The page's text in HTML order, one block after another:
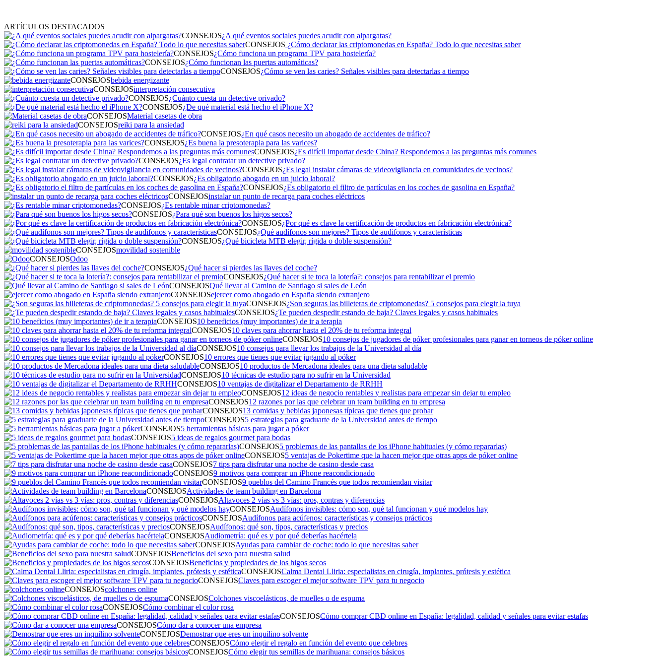
ARTÍCULOS DESTACADOS
CONSEJOS¿A qué eventos sociales puedes acudir con alpargatas?
CONSEJOS ¿Cómo declarar las criptomonedas en España? Todo lo que necesitas saber
CONSEJOS¿Cómo funciona un programa TPV para hostelería?
CONSEJOS¿Cómo funcionan las puertas automáticas?
CONSEJOS¿Cómo se ven las caries? Señales visibles para detectarlas a tiempo
CONSEJOSbebida energizante
CONSEJOSinterpretación consecutiva
CONSEJOS¿Cuánto cuesta un detective privado?
CONSEJOS¿De qué material está hecho el iPhone X?
CONSEJOSMaterial casetas de obra
CONSEJOSreiki para la ansiedad
CONSEJOS¿En qué casos necesito un abogado de accidentes de tráfico?
CONSEJOS¿Es buena la presoterapia para las varices?
CONSEJOS¿Es difícil importar desde China? Respondemos a las preguntas más comunes
CONSEJOS¿Es legal contratar un detective privado?
CONSEJOS¿Es legal instalar cámaras de videovigilancia en comunidades de vecinos?
CONSEJOS¿Es obligatorio abogado en un juicio laboral?
CONSEJOS¿Es obligatorio el filtro de partículas en los coches de gasolina en España?
CONSEJOSinstalar un punto de recarga para coches eléctricos
CONSEJOS¿Es rentable minar criptomonedas?
CONSEJOS¿Para qué son buenos los higos secos?
CONSEJOS¿Por qué es clave la certificación de productos en fabricación electrónica?
CONSEJOS¿Qué audífonos son mejores? Tipos de audifonos y características
CONSEJOS¿Qué bicicleta MTB elegir, rígida o doble suspensión?
CONSEJOSmovilidad sostenible
CONSEJOSOdoo
CONSEJOS¿Qué hacer si pierdes las llaves del coche?
CONSEJOS¿Qué hacer si te toca la lotería?: consejos para rentabilizar el premio
CONSEJOSQué llevar al Camino de Santiago si sales de León
CONSEJOSejercer como abogado en España siendo extranjero
CONSEJOS¿Son seguras las billeteras de criptomonedas? 5 consejos para elegir la tuya
CONSEJOS¿Te pueden despedir estando de baja? Claves legales y casos habituales
CONSEJOS10 beneficios (muy importantes) de ir a terapia
CONSEJOS10 claves para ahorrar hasta el 20% de tu reforma integral
CONSEJOS10 consejos de jugadores de póker profesionales para ganar en torneos de póker online
CONSEJOS10 consejos para llevar los trabajos de la Universidad al día
CONSEJOS10 errores que tienes que evitar jugando al póker
CONSEJOS10 productos de Mercadona ideales para una dieta saludable
CONSEJOS10 técnicas de estudio para no sufrir en la Universidad
CONSEJOS10 ventajas de digitalizar el Departamento de RRHH
CONSEJOS12 ideas de negocio rentables y realistas para empezar sin dejar tu empleo
CONSEJOS12 razones por las que celebrar un team building en tu empresa
CONSEJOS13 comidas y bebidas japonesas típicas que tienes que probar
CONSEJOS5 estrategias para graduarte de la Universidad antes de tiempo
CONSEJOS5 herramientas básicas para jugar a póker
CONSEJOS5 ideas de regalos gourmet para bodas
CONSEJOS5 problemas de las pantallas de los iPhone habituales (y cómo repararlas)
CONSEJOS5 ventajas de Pokertime que la hacen mejor que otras apps de póker online
CONSEJOS7 tips para disfrutar una noche de casino desde casa
CONSEJOS9 motivos para comprar un iPhone reacondicionado
CONSEJOS9 pueblos del Camino Francés que todos recomiendan visitar
CONSEJOSActividades de team building en Barcelona
CONSEJOSAltavoces 2 vías vs 3 vías: pros, contras y diferencias
CONSEJOSAudífonos invisibles: cómo son, qué tal funcionan y qué modelos hay
CONSEJOSAudífonos para acúfenos: características y consejos prácticos
CONSEJOSAudífonos: qué son, tipos, características y precios
CONSEJOSAudiometría: qué es y por qué deberías hacértela
CONSEJOSAyudas para cambiar de coche: todo lo que necesitas saber
CONSEJOSBeneficios del sexo para nuestra salud
CONSEJOSBeneficios y propiedades de los higos secos
CONSEJOSCalma Dental Lliria: especialistas en cirugía, implantes, prótesis y estética
CONSEJOSClaves para escoger el mejor software TPV para tu negocio
CONSEJOScolchones online
CONSEJOSColchones viscoelásticos, de muelles o de espuma
CONSEJOSCómo combinar el color rosa
CONSEJOSCómo comprar CBD online en España: legalidad, calidad y señales para evitar estafas
CONSEJOSCómo dar a conocer una empresa
CONSEJOSDemostrar que eres un inquilino solvente
CONSEJOSCómo elegir el regalo en función del evento que celebres
CONSEJOSCómo elegir tus semillas de marihuana: consejos básicos